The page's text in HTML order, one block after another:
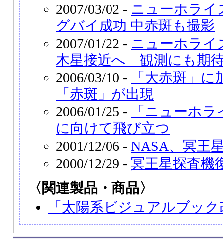
2007/03/02 - ニューホライ
グバイ成功 中赤斑も撮影
2007/01/22 - ニューホライ
木星接近へ 観測にも期
2006/03/10 -
「大赤斑」
「赤斑」が出現
2006/01/25 -
「ニューホ
に向けて飛び立つ
2001/12/06 - NASA、冥王
2000/12/29 - 冥王星探査機
〈関連製品・商品〉
「太陽系ビジュアルブッ